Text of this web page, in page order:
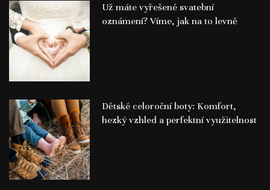
Už máte vyřešené svatební
oznámení? Víme, jak na to levně
Dětské celoroční boty: Komfort,
hezký vzhled a perfektní využitelnost